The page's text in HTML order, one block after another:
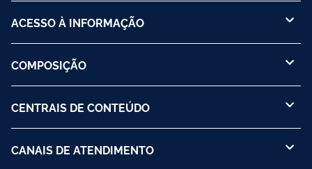
ACESSO À INFORMAÇÃO
COMPOSIÇÃO
CENTRAIS DE CONTEÚDO
CANAIS DE ATENDIMENTO